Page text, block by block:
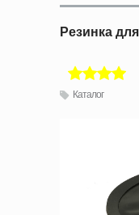
Резинка
Каталог